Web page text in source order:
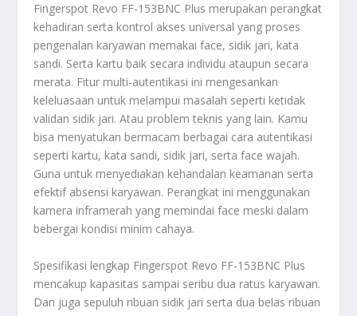
Fingerspot Revo FF-153BNC Plus merupakan perangkat
kehadiran serta kontrol akses universal yang proses
pengenalan karyawan memakai face, sidik jari, kata
sandi. Serta kartu baik secara individu ataupun secara
merata. Fitur multi-autentikasi ini mengesankan
keleluasaan untuk melampui masalah seperti ketidak
validan sidik jari. Atau problem teknis yang lain. Kamu
bisa menyatukan bermacam berbagai cara autentikasi
seperti kartu, kata sandi, sidik jari, serta face wajah.
Guna untuk menyediakan kehandalan keamanan serta
efektif absensi karyawan. Perangkat ini menggunakan
kamera inframerah yang memindai face meski dalam
bebergai kondisi minim cahaya.
Spesifikasi lengkap Fingerspot Revo FF-153BNC Plus
mencakup kapasitas sampai seribu dua ratus karyawan.
Dan juga sepuluh ribuan sidik jari serta dua belas ribuan